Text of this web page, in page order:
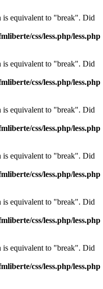
equivalent to "break". Did
css/less.php/less.php
equivalent to "break". Did
css/less.php/less.php
equivalent to "break". Did
css/less.php/less.php
equivalent to "break". Did
css/less.php/less.php
equivalent to "break". Did
css/less.php/less.php
equivalent to "break". Did
css/less.php/less.php